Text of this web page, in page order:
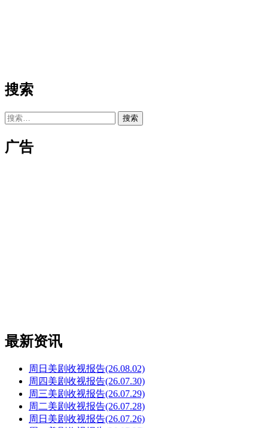
搜索
搜
广告
最新资讯
周日美剧收视报告(26.08.02)
周四美剧收视报告(26.07.30)
周三美剧收视报告(26.07.29)
周二美剧收视报告(26.07.28)
周日美剧收视报告(26.07.26)